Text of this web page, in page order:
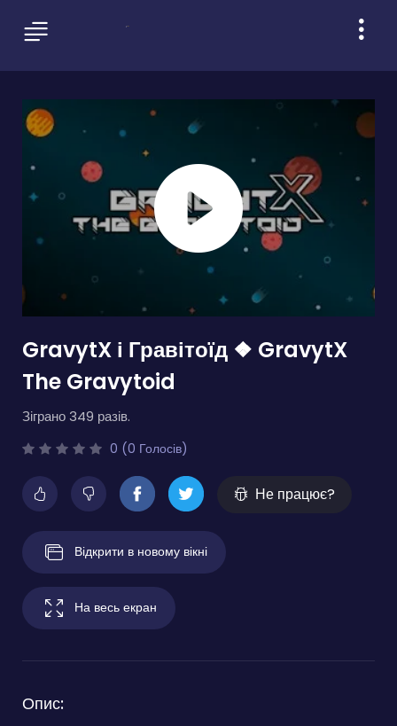
GravytX і Гравітоїд ❖ GravytX
The Gravytoid
Зіграно 349 разів.
0 (0 Голосів)
Не працює?
Відкрити в новому вікні
На весь екран
Опис: